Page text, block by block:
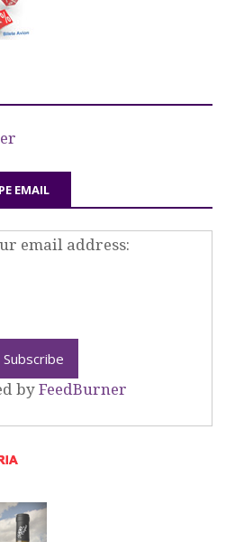
EMAIL
email address:
by FeedBurner